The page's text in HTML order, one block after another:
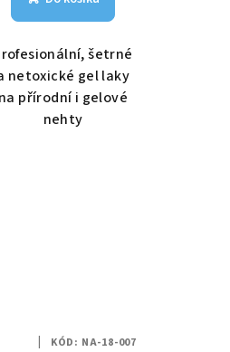
šetrné
netoxické gel laky
na přírodní i gelové
nehty
KÓD: NA-18-007